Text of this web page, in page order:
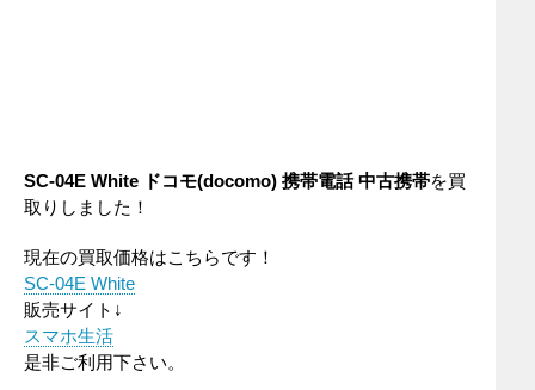
SC-04E White ドコモ(docomo) 携帯電話 中古携帯を買
取りしました！
現在の買取価格はこちらです！
SC-04E White
販売サイト↓
スマホ生活
是非ご利用下さい。